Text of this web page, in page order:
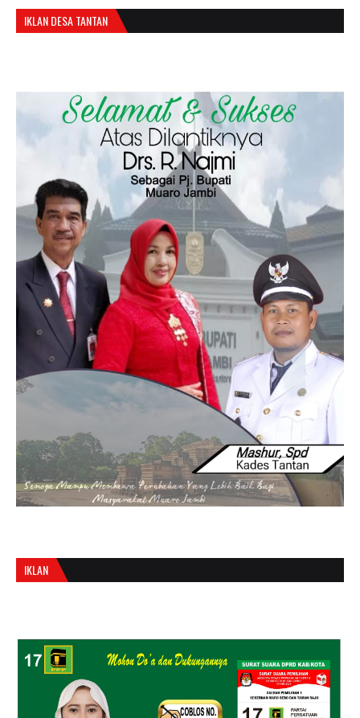
IKLAN DESA TANTAN
IKLAN